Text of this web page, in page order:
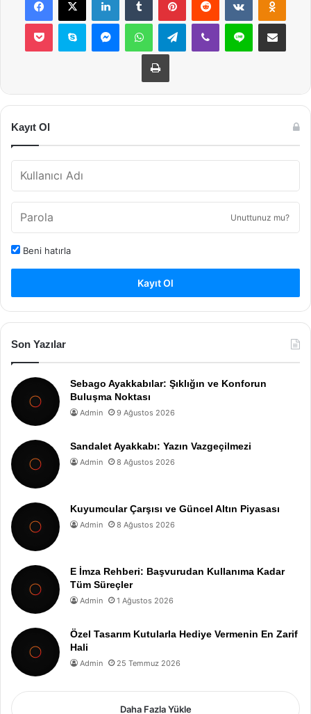
Pocket Skype MessengerWhatsAppTelegramViber Line E-Posta ile
Yazdır
Kayıt Ol
Unuttunuz mu?
Beni hatırla
Kayıt Ol
Son Yazılar
Sebago Ayakkabılar: Şıklığın ve Konforun
Buluşma Noktası
Admin 9 Ağustos 2026
Sandalet Ayakkabı: Yazın Vazgeçilmezi
Admin 8 Ağustos 2026
Kuyumcular Çarşısı ve Güncel Altın Piyasası
Admin 8 Ağustos 2026
E İmza Rehberi: Başvurudan Kullanıma Kadar
Tüm Süreçler
Admin 1 Ağustos 2026
Özel Tasarım Kutularla Hediye Vermenin En Zarif
Hali
Admin 25 Temmuz 2026
Daha Fazla Yükle